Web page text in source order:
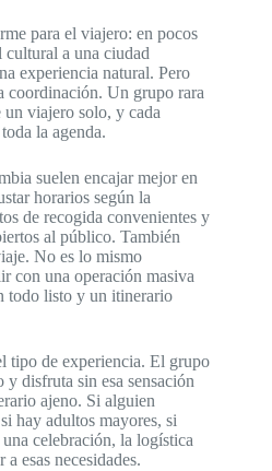
para el viajero: en pocos
cultural a una ciudad
experiencia natural. Pero
coordinación. Un grupo rara
viajero solo, y cada
la agenda.
suelen encajar mejor en
horarios según la
de recogida convenientes y
al público. También
No es lo mismo
con una operación masiva
todo listo y un itinerario
tipo de experiencia. El grupo
y disfruta sin esa sensación
ajeno. Si alguien
hay adultos mayores, si
celebración, la logística
esas necesidades.